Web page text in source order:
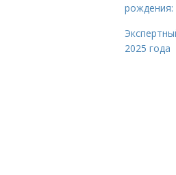
2025 года